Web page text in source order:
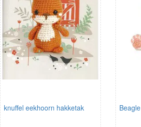
knuffel eekhoorn hakketak Beagle